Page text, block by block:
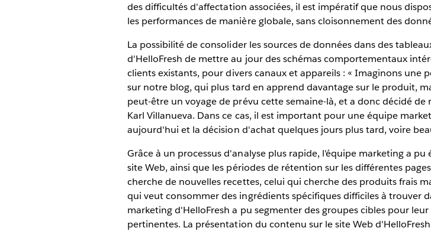
des difficultés d'affectation associées, il est impératif que nous
les performances de manière globale, sans cloisonnement des
La possibilité de consolider les sources de données dans des
d'HelloFresh de mettre au jour des schémas comportementaux
clients existants, pour divers canaux et appareils : « Imaginons
sur notre blog, qui plus tard en apprend davantage sur le produit,
peut-être un voyage de prévu cette semaine-là, et a donc décidé
Karl Villanueva. Dans ce cas, il est important pour une équipe
aujourd'hui et la décision d'achat quelques jours plus tard, voire
Grâce à un processus d'analyse plus rapide, l'équipe marketing a
site Web, ainsi que les périodes de rétention sur les différentes
cherche de nouvelles recettes, celui qui cherche des produits frais
qui veut consommer des ingrédients spécifiques difficiles à trouver
marketing d'HelloFresh a pu segmenter des groupes cibles pour
pertinentes. La présentation du contenu sur le site Web